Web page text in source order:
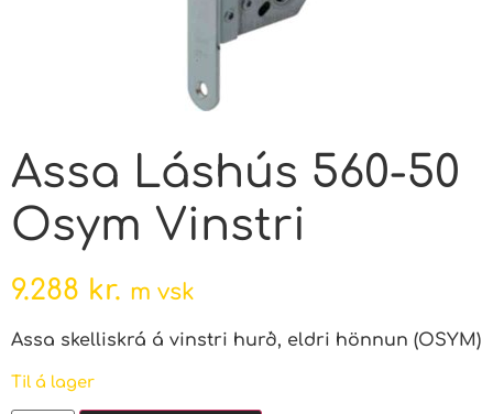
Assa Láshús 560-50
Osym Vinstri
9.288 kr. m vsk
Assa skelliskrá á vinstri hurð, eldri hönnun (OSYM)
Til á lager